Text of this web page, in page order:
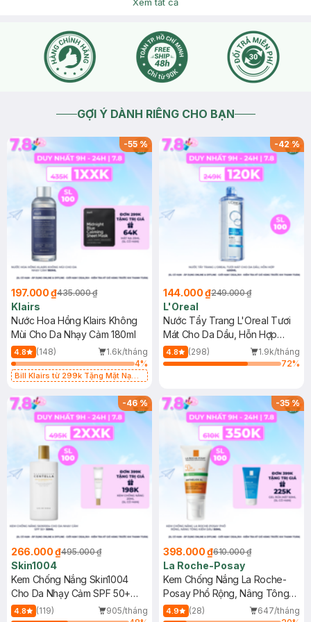
GỢI Ý DÀNH RIÊNG CHO BẠN
-55%
197.000 ₫435.000 ₫
Klairs
Nước Hoa Hồng Klairs Không
Mùi Cho Da Nhạy Cảm 180ml
4.8 (148)
1.6k/tháng
4%
Bill Klairs từ 299k Tặng Mặt Nạ
25ml (SL Có Hạn)
-42%
144.000 ₫249.000 ₫
L'Oreal
Nước Tẩy Trang L'Oreal Tươi
Mát Cho Da Dầu, Hỗn Hợp
400ml
4.8 (298)
1.9k/tháng
72%
-46%
266.000 ₫495.000 ₫
Skin1004
Kem Chống Nắng Skin1004
Cho Da Nhạy Cảm SPF 50+
50ml
4.8 (119)
905/tháng
-35%
398.000 ₫610.000 ₫
La Roche-Posay
Kem Chống Nắng La Roche-
Posay Phổ Rộng, Nâng Tông
Kiềm Dầu 50ml
4.9 (28)
647/tháng